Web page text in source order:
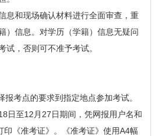
息和现场确认材料进行全面审查，重
）信息。对学历（学籍）信息无疑问
试，否则可不准予考试。
考点的要求到指定地点参加考试。
日至12月27日期间，凭网报用户名和
印《准考证》。《准考证》使用A4幅